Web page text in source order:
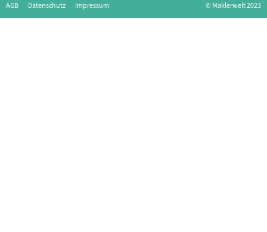
AGB Datenschutz Impressum © Maklerwelt 2023